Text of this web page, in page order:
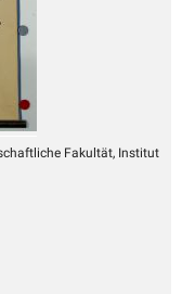
Fakultät, Institut